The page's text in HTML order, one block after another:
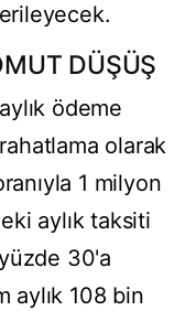
DÜŞÜŞ
ödeme
olarak
1 milyon
aylık taksiti
30'a
aylık 108 bin